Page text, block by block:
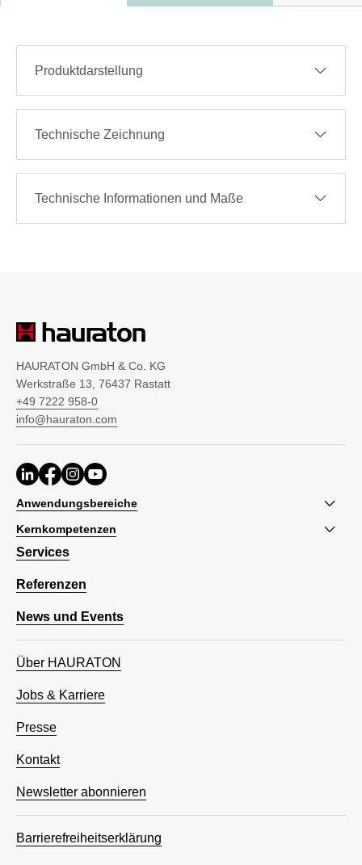
Produktdarstellung
Technische Zeichnung
Technische Informationen und Maße
HAURATON GmbH & Co. KG
Werkstraße 13, 76437 Rastatt
+49 7222 958-0
info@hauraton.com
Anwendungsbereiche
Kernkompetenzen
Services
Referenzen
News und Events
Über HAURATON
Jobs & Karriere
Presse
Kontakt
Newsletter abonnieren
Barrierefreiheitserklärung